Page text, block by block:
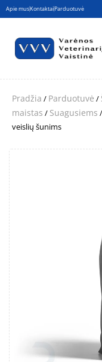
Apie musKontaktaiParduotuvė
Pradžia / Parduotuvė /
maistas / Suagusiems
veislių šunims